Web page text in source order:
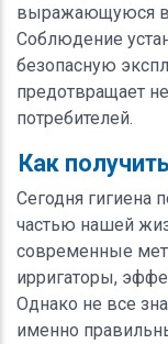
выражающуюся в
Соблюдение
безопасную
предотвращает
потребителей.
Как
Сегодня гигиена
частью нашей
современные
ирригаторы,
Однако не все
именно